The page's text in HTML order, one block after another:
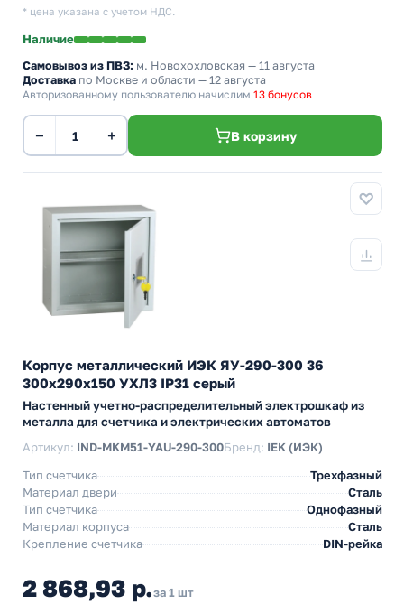
* цена указана с учетом НДС.
Наличие
Самовывоз из ПВЗ: м. Новохохловская — 11 августа
Доставка по Москве и области — 12 августа
Авторизованному пользователю начислим 13 бонусов
− + В корзину
Корпус металлический ИЭК ЯУ-290-300 36
300х290х150 УХЛ3 IP31 серый
Настенный учетно-распределительный электрошкаф из
металла для счетчика и электрических автоматов
Артикул: IND-MKM51-YAU-290-300Бренд: IEK (ИЭК)
Тип счетчика
Трехфазный
Материал двери
Сталь
Тип счетчика
Однофазный
Материал корпуса
Сталь
Крепление счетчика
DIN-рейка
2 868,93 р.за 1 шт